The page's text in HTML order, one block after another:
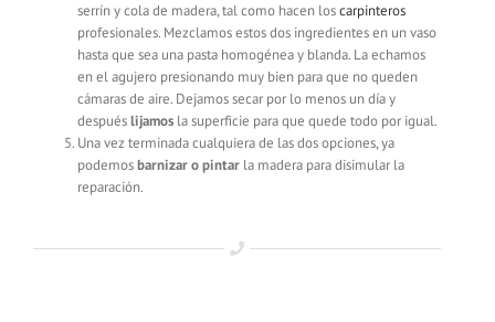
serrín y cola de madera, tal como hacen loscarpinteros
profesionales. Mezclamos estos dos ingredientes en un vaso
hasta que sea una pasta homogénea y blanda. La echamos
en el agujero presionando muy bien para que no queden
cámaras de aire. Dejamos secar por lo menos un día y
despuéslijamos la superficie para que quede todo por igual.
Una vez terminada cualquiera de las dos opciones, ya
podemosbarnizar o pintar la madera para disimular la
reparación.